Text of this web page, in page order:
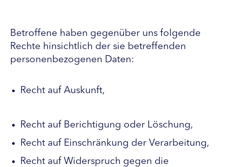
Betroffene haben gegenüber uns folgende
Rechte hinsichtlich der sie betreffenden
personenbezogenen Daten:
Recht auf Auskunft,
Recht auf Berichtigung oder Löschung,
Recht auf Einschränkung der Verarbeitung,
Recht auf Widerspruch gegen die